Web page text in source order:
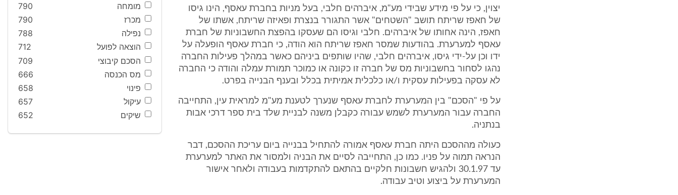
יצוין, כי על פי מידע שבידי מע"מ, איברהים חלבי, בעל מניות בחברת עאסף, הינו גיסו
של חאפז שריתח תושב "השטחים" אשר התגורר בנצרת ופאיזה שריתח, אשתו של
חאפז, הינה אחותו של איברהים. חלבי וגיסו הם שעסקו בהפצת החשבוניות של חברת
עאסף למערערת. בהודעות שמסר חאפז שריתח הוא הודה, כי חברת עאסף הופעלה על
ידו וכן על-ידי גיסו, איברהים חלבי, שהיו שותפים ביניהם כאשר במהלך פעילות החברה
נהגו לסחור בחשבוניות מס של חברה זו כקונה או כמוכר תמורת עמלה והודה כי החברה
לא עסקה בפעילות עסקית ו/או כלכלית אמיתית בכלל ובענף הבנייה בפרט.
על פי "הסכם" בין המערערת לחברת עאסף שנערך לטענת מע"מ למראית עין, התחייבה
החברה עבור המערערת לשמש עבורה כקבלן משנה לבניית שלד בית ספר דרכי אבות
בנתניה.
כעולה מההסכם היתה חברת עאסף אמורה להתחיל בבנייה ביום עריכת ההסכם, דבר
הנראה תמוה על פניו. כמו כן, התחייבה לסיים את הבניה ולמסור את האתר למערערת
עד 30.1.97 ולהגיש חשבונות חלקיים בהתאם להתקדמות בעבודה ולאחר אישור
המערערת על ביצוע וטיב עבודה.
מומחה
790
מכרז
790
נפילה
788
הוצאה לפועל
712
הסכם קיבוצי
709
מס הכנסה
666
פינוי
658
עיקול
657
שיקים
652